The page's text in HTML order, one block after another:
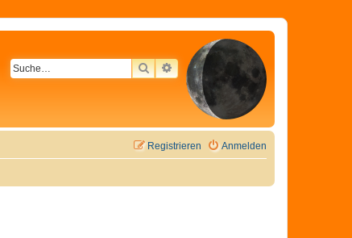
SUCHEERWEITERTE SUCHE
Anmelden
Registrieren